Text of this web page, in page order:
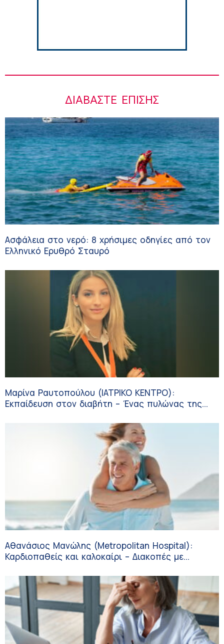
ΔΙΑΒΆΣΤΕ ΕΠΊΣΗΣ
Ασφάλεια στο νερό: 8 χρήσιμες οδηγίες από τον
Ελληνικό Ερυθρό Σταυρό
Μαρίνα Ραυτοπούλου (ΙΑΤΡΙΚΟ ΚΕΝΤΡΟ):
Εκπαίδευση στον διαβήτη – Ένας πυλώνας της
Αθανάσιος Μανώλης (Metropolitan Hospital):
Καρδιοπαθείς και καλοκαίρι – Διακοπές με